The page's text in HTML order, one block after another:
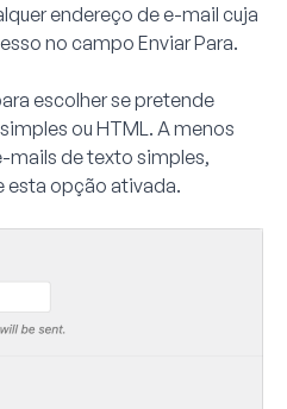
endereço de e-mail cuja
no campo Enviar Para.
escolher se pretende
ou HTML. A menos
mails de texto simples,
esta opção ativada.